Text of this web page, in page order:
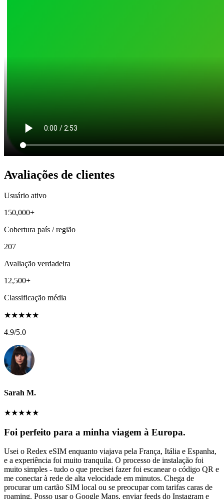
Avaliações de clientes
Usuário ativo
150,000+
Cobertura país / região
207
Avaliação verdadeira
12,500+
Classificação média
★★★★★
4.9/5.0
Sarah M.
★★★★★
Foi perfeito para a minha viagem à Europa.
Usei o Redex eSIM enquanto viajava pela França, Itália e Espanha,
e a experiência foi muito tranquila. O processo de instalação foi
muito simples - tudo o que precisei fazer foi escanear o código QR e
me conectar à rede de alta velocidade em minutos. Chega de
procurar um cartão SIM local ou se preocupar com tarifas caras de
roaming. Posso usar o Google Maps, enviar feeds do Instagram e